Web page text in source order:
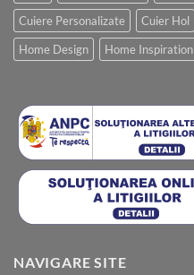
Cuiere Personalizate
Cuier Hol
Home Design
Home Inspiration
NAVIGARE SITE